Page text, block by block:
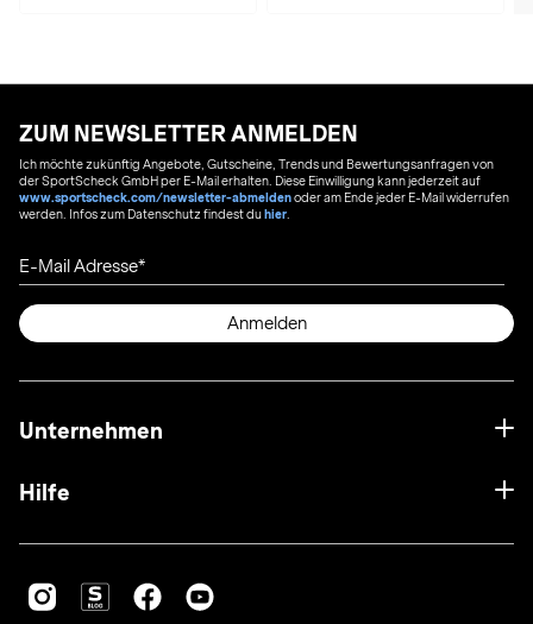
ZUM NEWSLETTER ANMELDEN
Ich möchte zukünftig Angebote, Gutscheine, Trends und Bewertungsanfragen von
der SportScheck GmbH per E-Mail erhalten. Diese Einwilligung kann jederzeit auf
www.sportscheck.com/newsletter-abmeldenoder am Ende jeder E-Mail widerrufen
werden. Infos zum Datenschutz findest duhier
E-Mail Adresse
Anmelden
Unternehmen
Hilfe